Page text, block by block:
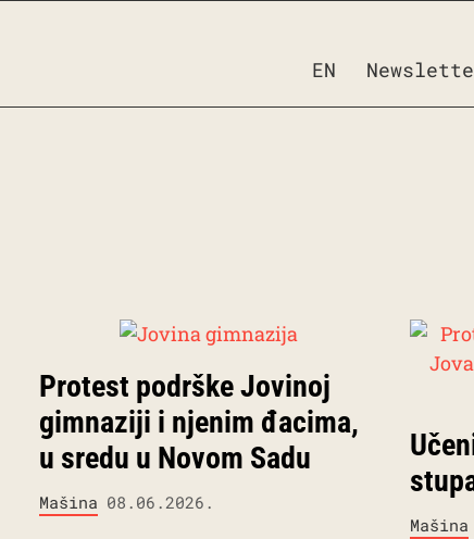
EN
Protest podrške Jovinoj
gimnaziji i njenim đacima,
u sredu u Novom Sadu
Mašina 08.06.2026.
Mašina